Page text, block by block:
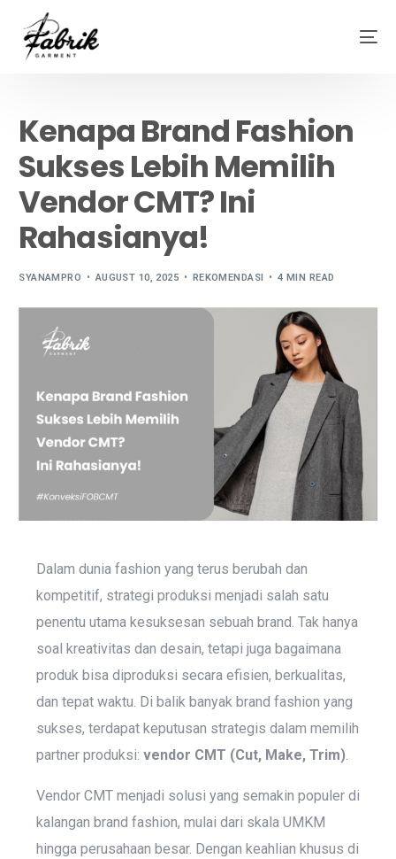
Kenapa Brand Fashion
Sukses Lebih Memilih
Vendor CMT? Ini
Rahasianya!
SYANAMPRO AUGUST 10, 2025 REKOMENDASI 4 MIN READ
Dalam dunia fashion yang terus berubah dan
kompetitif, strategi produksi menjadi salah satu
penentu utama kesuksesan sebuah brand. Tak hanya
soal kreativitas dan desain, tetapi juga bagaimana
produk bisa diproduksi secara efisien, berkualitas,
dan tepat waktu. Di balik banyak brand fashion yang
sukses, terdapat keputusan strategis dalam memilih
partner produksi: vendor CMT (Cut, Make, Trim).
Vendor CMT menjadi solusi yang semakin populer di
kalangan brand fashion, mulai dari skala UMKM
hingga perusahaan besar. Dengan keahlian khusus di